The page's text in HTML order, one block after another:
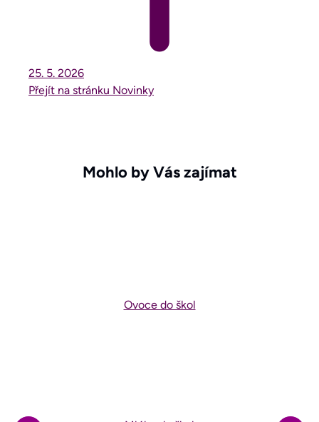
25. 5. 2026
Přejít na stránku Novinky
Mohlo by Vás zajímat
Ovoce do škol